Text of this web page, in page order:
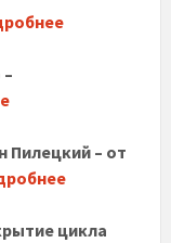
Пилецкий – от
цикла